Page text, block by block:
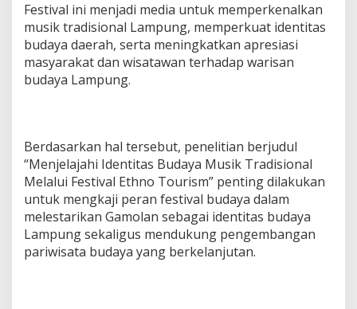
Festival ini menjadi media untuk memperkenalkan
musik tradisional Lampung, memperkuat identitas
budaya daerah, serta meningkatkan apresiasi
masyarakat dan wisatawan terhadap warisan
budaya Lampung.
Berdasarkan hal tersebut, penelitian berjudul
“Menjelajahi Identitas Budaya Musik Tradisional
Melalui Festival Ethno Tourism” penting dilakukan
untuk mengkaji peran festival budaya dalam
melestarikan Gamolan sebagai identitas budaya
Lampung sekaligus mendukung pengembangan
pariwisata budaya yang berkelanjutan.